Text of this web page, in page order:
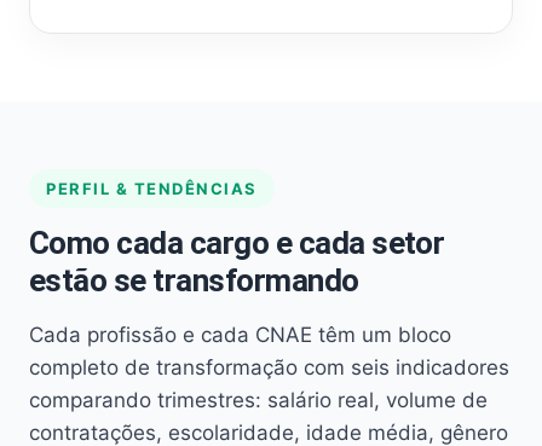
PERFIL & TENDÊNCIAS
Como cada cargo e cada setor
estão se transformando
Cada profissão e cada CNAE têm um bloco
completo de transformação com seis indicadores
comparando trimestres: salário real, volume de
contratações, escolaridade, idade média, gênero